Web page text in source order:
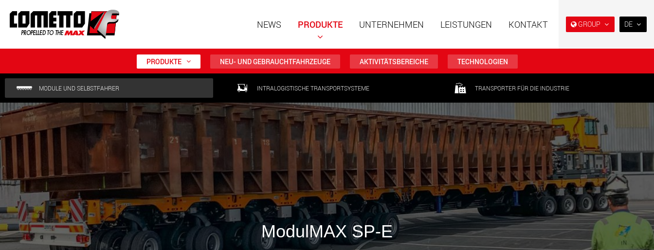
GROUP
Spezialfahrzeuge in
Nutzlasten von 15 t bis 123 t
www.maxtrailer.eu
Semi-Tieflader und Tieflader,
konzipiert für den US-Markt.
www.maxtrailer.us
Spezialfahrzeuge für
Nutzlasten von 20 t bis 500 t
www.faymonville.com
Batteriebetriebene
Elektrofahrzeuge mit
Nutzlasten ab 5 t
www.morello.eu.com
Elektrische
Transportfahrzeuge für
leichtere Nutzlastklassen in
den USA
www.morello.us.com
SPMT und
Industrietransporter für
Nutzlasten bis 25.000 t und
mehr
www.cometto.com
DE
ES
NEWS PRODUKTE UNTERNEHMEN LEISTUNGEN KONTAKT
PRODUKTE NEU- UND GEBRAUCHTFAHRZEUGE AKTIVITÄTSBEREICHE TECHNOLOGIEN
MODULE UND SELBSTFAHRER INTRALOGISTISCHE TRANSPORTSYSTEME TRANSPORTER FÜR DIE INDUSTRIE
ModulMAX SP-E